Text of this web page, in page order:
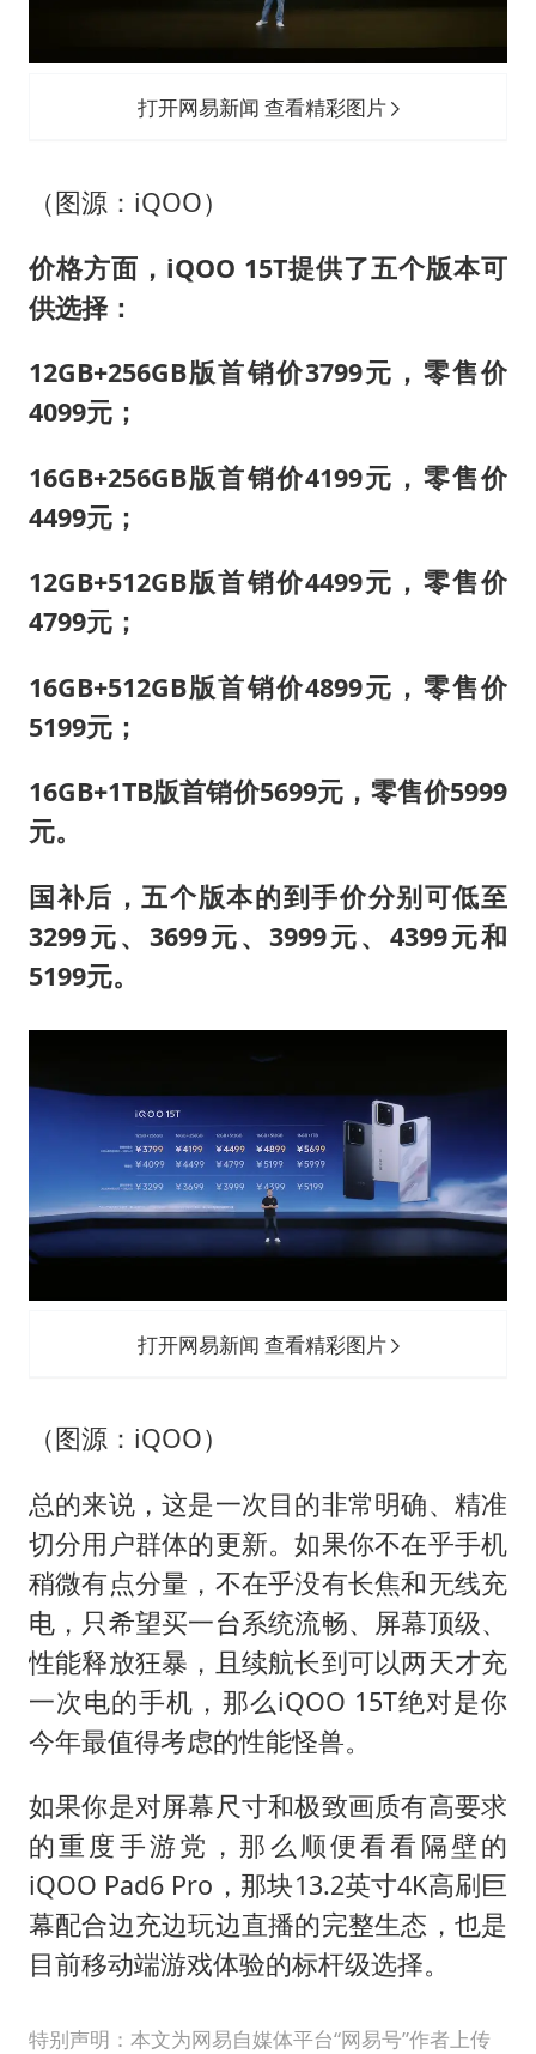
打开网易新闻 查看精彩图片
（图源：iQOO）
价格方面，iQOO 15T提供了五个版本可
供选择：
12GB+256GB版首销价3799元，零售价
4099元；
16GB+256GB版首销价4199元，零售价
4499元；
12GB+512GB版首销价4499元，零售价
4799元；
16GB+512GB版首销价4899元，零售价
5199元；
16GB+1TB版首销价5699元，零售价5999
元。
国补后，五个版本的到手价分别可低至
3299元、3699元、3999元、4399元和
5199元。
打开网易新闻 查看精彩图片
（图源：iQOO）
总的来说，这是一次目的非常明确、精准
切分用户群体的更新。如果你不在乎手机
稍微有点分量，不在乎没有长焦和无线充
电，只希望买一台系统流畅、屏幕顶级、
性能释放狂暴，且续航长到可以两天才充
一次电的手机，那么iQOO 15T绝对是你
今年最值得考虑的性能怪兽。
如果你是对屏幕尺寸和极致画质有高要求
的重度手游党，那么顺便看看隔壁的
iQOO Pad6 Pro，那块13.2英寸4K高刷巨
幕配合边充边玩边直播的完整生态，也是
目前移动端游戏体验的标杆级选择。
特别声明：本文为网易自媒体平台“网易号”作者上传